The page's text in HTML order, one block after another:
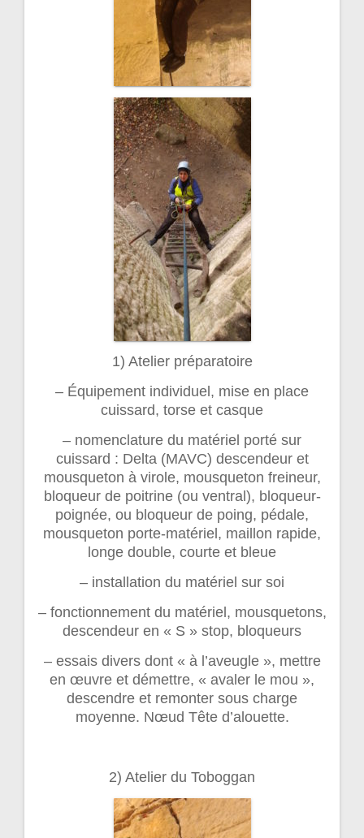
1) Atelier préparatoire
– Équipement individuel, mise en place
cuissard, torse et casque
– nomenclature du matériel porté sur
cuissard : Delta (MAVC) descendeur et
mousqueton à virole, mousqueton freineur,
bloqueur de poitrine (ou ventral), bloqueur-
poignée, ou bloqueur de poing, pédale,
mousqueton porte-matériel, maillon rapide,
longe double, courte et bleue
– installation du matériel sur soi
– fonctionnement du matériel, mousquetons,
descendeur en « S » stop, bloqueurs
– essais divers dont « à l’aveugle », mettre
en œuvre et démettre, « avaler le mou »,
descendre et remonter sous charge
moyenne. Nœud Tête d’alouette.
2) Atelier du Toboggan